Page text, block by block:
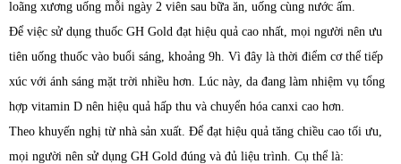
loãng xương uống mỗi ngày 2 viên sau bữa ăn, uống cùng nước ấm.
Để việc sử dụng thuốc GH Gold đạt hiệu quả cao nhất, mọi người nên ưu
tiên uống thuốc vào buổi sáng, khoảng 9h. Vì đây là thời điểm cơ thể tiếp
xúc với ánh sáng mặt trời nhiều hơn. Lúc này, da đang làm nhiệm vụ tổng
hợp vitamin D nên hiệu quả hấp thu và chuyển hóa canxi cao hơn.
Theo khuyến nghị từ nhà sản xuất. Để đạt hiệu quả tăng chiều cao tối ưu,
mọi người nên sử dụng GH Gold đúng và đủ liệu trình. Cụ thể là: